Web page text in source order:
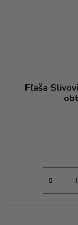
Fľaša